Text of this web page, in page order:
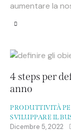
aumentare la
4 steps per
anno
PRODUTTIVITÀ
SVILUPPARE IL
Dicembre 5, 2022